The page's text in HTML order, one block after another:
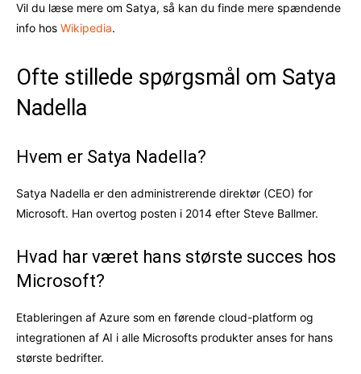
Vil du læse mere om Satya, så kan du finde mere spændende
info hos Wikipedia.
Ofte stillede spørgsmål om Satya
Nadella
Hvem er Satya Nadella?
Satya Nadella er den administrerende direktør (CEO) for
Microsoft. Han overtog posten i 2014 efter Steve Ballmer.
Hvad har været hans største succes hos
Microsoft?
Etableringen af Azure som en førende cloud-platform og
integrationen af AI i alle Microsofts produkter anses for hans
største bedrifter.